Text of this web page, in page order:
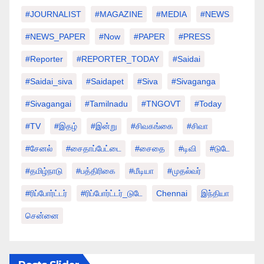
#JOURNALIST #MAGAZINE #MEDIA #NEWS
#NEWS_PAPER #Now #PAPER #PRESS
#Reporter #REPORTER_TODAY #saidai
#saidai_siva #saidapet #Siva #Sivaganga
#sivagangai #tamilnadu #TNGOVT #today
#TV #இதழ் #இன்று #சிவகங்கை #சிவா
#சேனல் #சைதாப்பேட்டை #சைதை #டிவி #டுடே
#தமிழ்நாடு #பத்திரிகை #மீடியா #முதல்வர்
#ரிப்போர்ட்டர் #ரிப்போர்ட்டர்_டுடே Chennai இந்தியா
சென்னை